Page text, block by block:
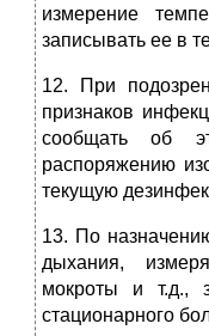
измерение
записывать ее в
12. При
признаков
сообщать об
распоряжению
текущую
13. По
дыхания,
мокроты и т.д.,
стационарного